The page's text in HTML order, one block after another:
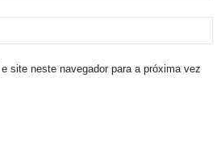
site neste navegador para a próxima vez